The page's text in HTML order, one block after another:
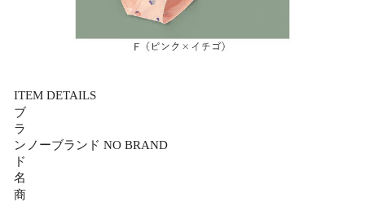
ITEM DETAILS
ブ
ラ
ン
ド
名
ノーブランド NO BRAND
商